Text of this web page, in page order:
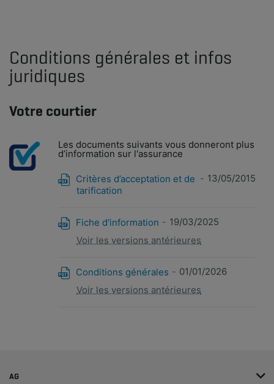
Conditions générales et infos
juridiques
Votre courtier
Les documents suivants vous donneront plus
d’information sur l'assurance
Critères d’acceptation et de
tarification
13/05/2015
Fiche d'information
19/03/2025
Voir les versions antérieures
Conditions générales
01/01/2026
Voir les versions antérieures
AG